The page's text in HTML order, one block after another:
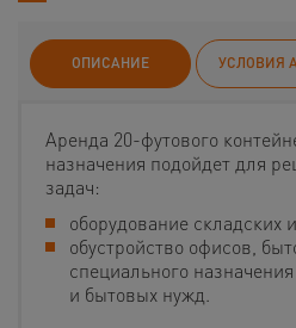
ОПИСАНИЕ УСЛОВИЯ
Аренда 20-футового
назначения подойдет для
задач:
оборудование складских
обустройство офисов,
специального
и бытовых нужд.